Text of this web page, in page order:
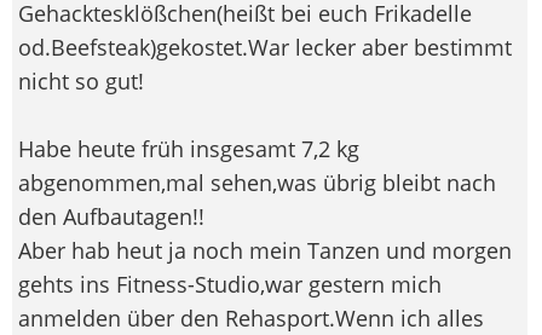
Gehacktesklößchen(heißt bei euch Frikadelle
od.Beefsteak)gekostet.War lecker aber bestimmt
nicht so gut!
Habe heute früh insgesamt 7,2 kg
abgenommen,mal sehen,was übrig bleibt nach
den Aufbautagen!!
Aber hab heut ja noch mein Tanzen und morgen
gehts ins Fitness-Studio,war gestern mich
anmelden über den Rehasport.Wenn ich alles